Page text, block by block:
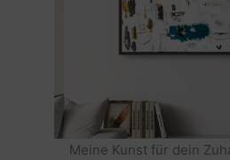
Meine Kunst für dein